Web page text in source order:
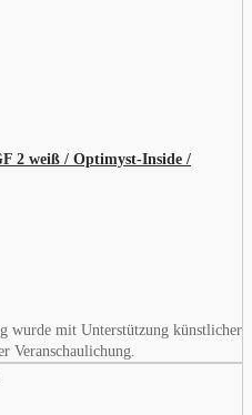
2 weiß / Optimyst-Inside /
wurde mit Unterstützung künstlicher
Veranschaulichung.